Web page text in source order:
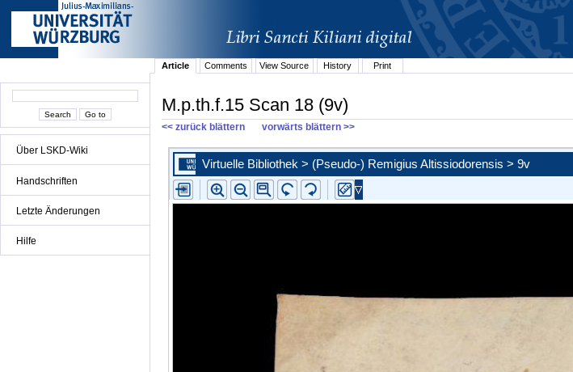
Über LSKD-Wiki
Handschriften
Letzte Änderungen
Hilfe
Article
Comments View Source History Print
M.p.th.f.15 Scan 18 (9v)
<< zurück blättern vorwärts blättern >>